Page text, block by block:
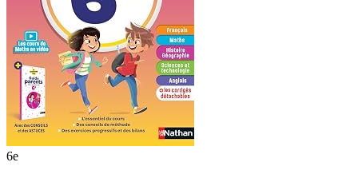
6e